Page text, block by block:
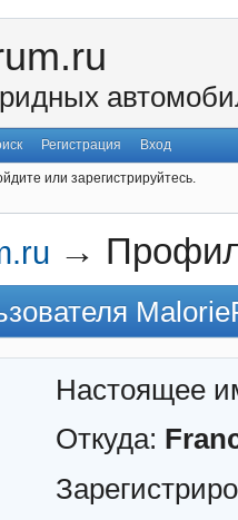
Регистрация Вход
или зарегистрируйтесь.
→
Настоящее
Откуда: